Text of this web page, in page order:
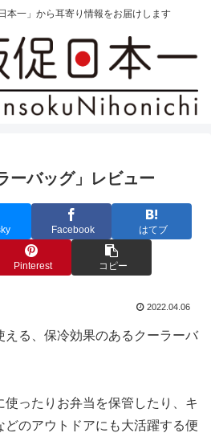
本一」から耳寄り情報をお届けします
ーバッグ」レビュー
Facebook はてブ
Pinterest コピー
2022.04.06
える、保冷効果のあるクーラーバ
使ったりお弁当を保管したり、キ
どのアウトドアにも大活躍する便